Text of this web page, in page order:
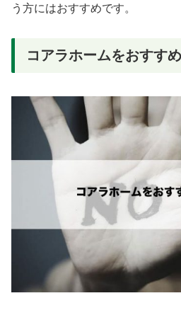
う方にはおすすめです。
コアラホームをおすす